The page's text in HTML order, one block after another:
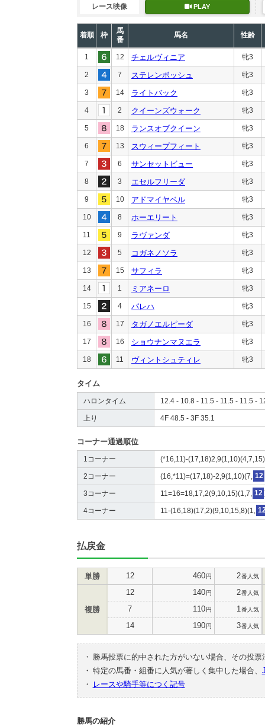
レース映像 PLAY
着順 枠
馬
番
馬名 性齢
1 12 チェルヴィニア 牝3
2 7 ステレンボッシュ 牝3
3 14 ライトバック 牝3
4 2 クイーンズウォーク 牝3
5 18 ランスオブクイーン 牝3
6 13 スウィープフィート 牝3
7 6 サンセットビュー 牝3
8 3 エセルフリーダ 牝3
9 10 アドマイヤベル 牝3
10 8 ホーエリート 牝3
11 9 ラヴァンダ 牝3
12 5 コガネノソラ 牝3
13 15 サフィラ 牝3
14 1 ミアネーロ 牝3
15 4 パレハ 牝3
16 17 タガノエルピーダ 牝3
17 16 ショウナンマヌエラ 牝3
18 11 ヴィントシュティレ 牝3
タイム
ハロンタイム 12.4 - 10.8 - 11.5 - 11.5 - 11.5 -
上り 4F 48.5 - 3F 35.1
コーナー通過順位
1コーナー (*16,11)-(17,18)2,9(1,10)(4,7,15)
2コーナー (16,*11)=(17,18)-2,9(1,10)(7, 12
3コーナー 11=16=18,17,2(9,10,15)(1,7, 12
4コーナー 11-(16,18)(17,2)(9,10,15,8)(1,
払戻金
単勝 12 460円 2番人気
複勝
12 140円 2番人気
7 110円 1 番人気
14 190円 3番人気
・
勝馬投票に的中された方がいない場合、その投
・ 特定の馬番・組番に人気が著しく集中した場合、
・
レースや騎手等につく記号
勝馬の紹介